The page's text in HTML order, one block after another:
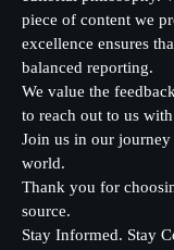
piece of content we
excellence ensures
balanced reporting.
We value the
to reach out to us
Join us in our
world.
Thank you for
source.
Stay Informed. Stay